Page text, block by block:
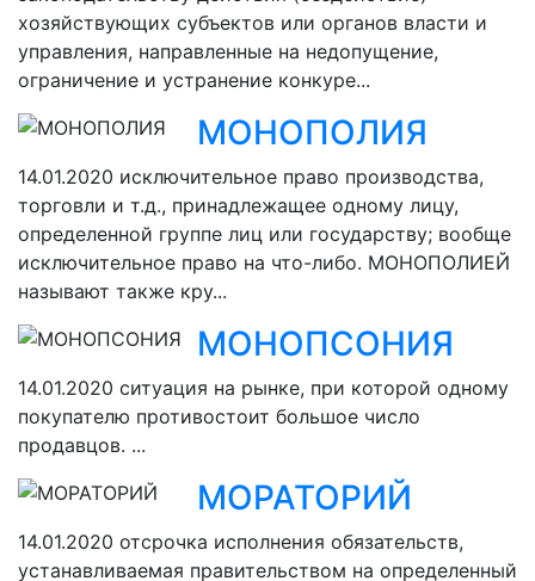
хозяйствующих субъектов или органов власти и
управления, направленные на недопущение,
ограничение и устранение конкуре...
МОНОПОЛИЯ
14.01.2020 исключительное право производства,
торговли и т.д., принадлежащее одному лицу,
определенной группе лиц или государству; вообще
исключительное право на что-либо. МОНОПОЛИЕЙ
называют также кру...
МОНОПСОНИЯ
14.01.2020 ситуация на рынке, при которой одному
покупателю противостоит большое число
продавцов. ...
МОРАТОРИЙ
14.01.2020 отсрочка исполнения обязательств,
устанавливаемая правительством на определенный